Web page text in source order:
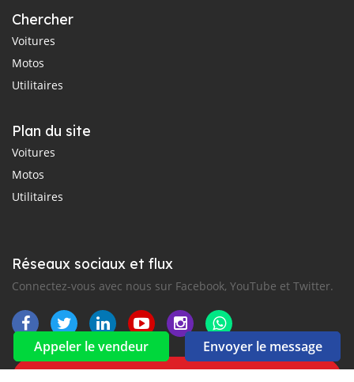
Appeler le vendeur Envoyer le message
Chercher
Voitures
Motos
Utilitaires
Plan du site
Voitures
Motos
Utilitaires
Réseaux sociaux et flux
Connectez-vous avec nous sur Facebook, YouTube et Twitter.